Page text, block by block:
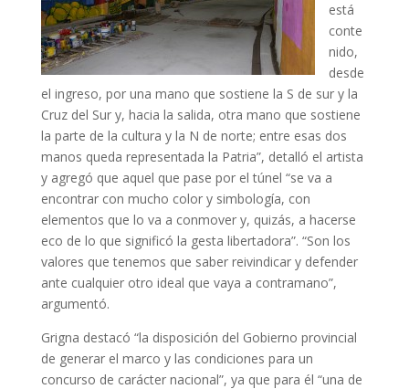
está
conte
nido,
desde
el ingreso, por una mano que sostiene la S de sur y la
Cruz del Sur y, hacia la salida, otra mano que sostiene
la parte de la cultura y la N de norte; entre esas dos
manos queda representada la Patria”, detalló el artista
y agregó que aquel que pase por el túnel “se va a
encontrar con mucho color y simbología, con
elementos que lo va a conmover y, quizás, a hacerse
eco de lo que significó la gesta libertadora”. “Son los
valores que tenemos que saber reivindicar y defender
ante cualquier otro ideal que vaya a contramano”,
argumentó.
Grigna destacó “la disposición del Gobierno provincial
de generar el marco y las condiciones para un
concurso de carácter nacional”, ya que para él “una de